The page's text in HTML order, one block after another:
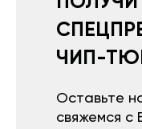
ЧИП-
Оставьте
свяжемся с